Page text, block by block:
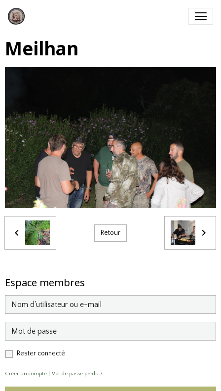
Meilhan
Retour
Espace membres
Rester connecté
Créer un compte Mot de passe perdu ?